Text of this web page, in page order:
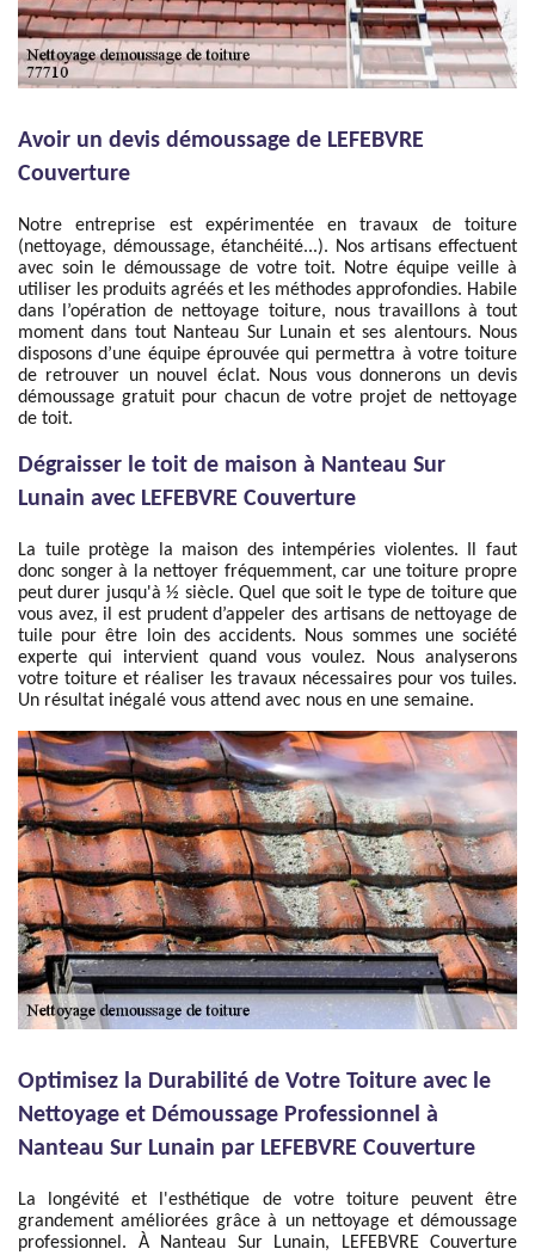
Avoir un devis démoussage de LEFEBVRE
Couverture
Notre entreprise est expérimentée en travaux de toiture
(nettoyage, démoussage, étanchéité...). Nos artisans effectuent
avec soin le démoussage de votre toit. Notre équipe veille à
utiliser les produits agréés et les méthodes approfondies. Habile
dans l’opération de nettoyage toiture, nous travaillons à tout
moment dans tout Nanteau Sur Lunain et ses alentours. Nous
disposons d’une équipe éprouvée qui permettra à votre toiture
de retrouver un nouvel éclat. Nous vous donnerons un devis
démoussage gratuit pour chacun de votre projet de nettoyage
de toit.
Dégraisser le toit de maison à Nanteau Sur
Lunain avec LEFEBVRE Couverture
La tuile protège la maison des intempéries violentes. Il faut
donc songer à la nettoyer fréquemment, car une toiture propre
peut durer jusqu'à ½ siècle. Quel que soit le type de toiture que
vous avez, il est prudent d’appeler des artisans de nettoyage de
tuile pour être loin des accidents. Nous sommes une société
experte qui intervient quand vous voulez. Nous analyserons
votre toiture et réaliser les travaux nécessaires pour vos tuiles.
Un résultat inégalé vous attend avec nous en une semaine.
Optimisez la Durabilité de Votre Toiture avec le
Nettoyage et Démoussage Professionnel à
Nanteau Sur Lunain par LEFEBVRE Couverture
La longévité et l'esthétique de votre toiture peuvent être
grandement améliorées grâce à un nettoyage et démoussage
professionnel. À Nanteau Sur Lunain, LEFEBVRE Couverture